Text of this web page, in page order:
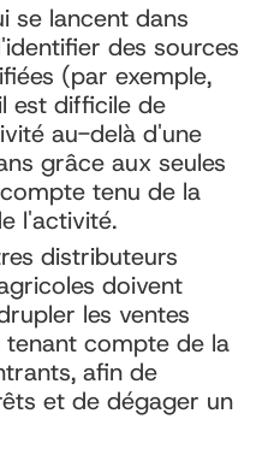
se lancent dans
des sources
(par exemple,
est difficile de
au-delà d'une
grâce aux seules
tenu de la
l'activité.
distributeurs
doivent
les ventes
compte de la
afin de
et de dégager un